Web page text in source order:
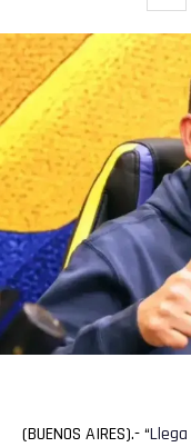
(BUENOS AIRES).- “Llega